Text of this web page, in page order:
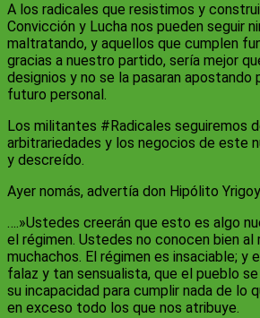
A los radicales que resistimos y
Convicción y Lucha nos pueden seguir
maltratando, y aquellos que cumplen
gracias a nuestro partido, sería mejor
designios y no se la pasaran apostando
futuro personal.
Los militantes #Radicales seguiremos
arbitrariedades y los negocios de este
y descreído.
Ayer nomás, advertía don Hipólito
….»Ustedes creerán que esto es algo
el régimen. Ustedes no conocen bien al
muchachos. El régimen es insaciable; y
falaz y tan sensualista, que el pueblo
su incapacidad para cumplir nada de lo
en exceso todo los que nos atribuye.